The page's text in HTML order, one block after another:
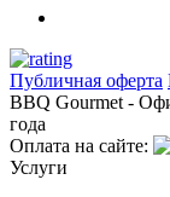
Публичная оферта
BBQ Gourmet -
года
Оплата на сайте:
Услуги